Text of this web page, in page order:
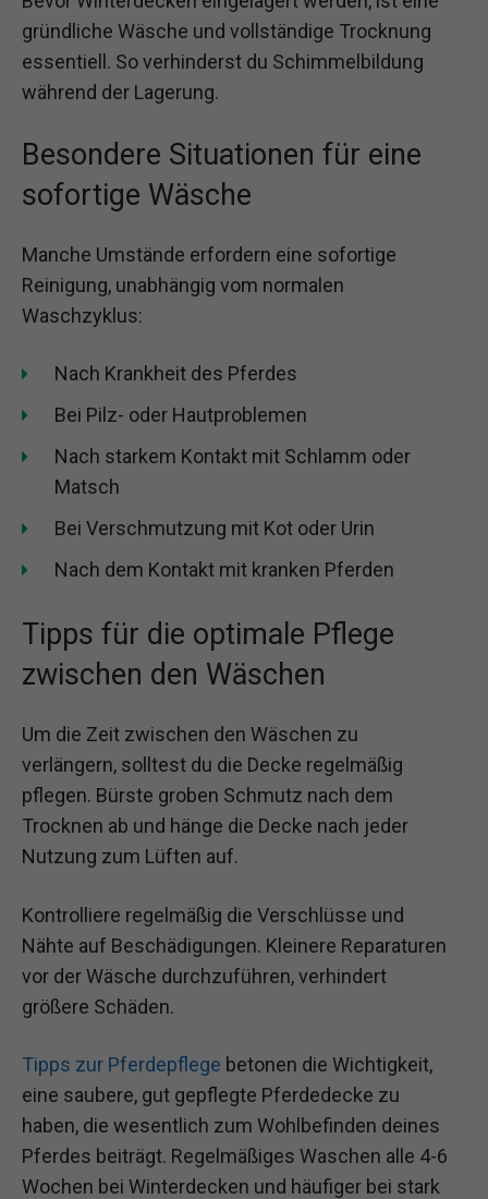
gründliche Wäsche und vollständige Trocknung
essentiell. So verhinderst du Schimmelbildung
während der Lagerung.
Besondere Situationen für eine
sofortige Wäsche
Manche Umstände erfordern eine sofortige
Reinigung, unabhängig vom normalen
Waschzyklus:
Nach Krankheit des Pferdes
Bei Pilz- oder Hautproblemen
Nach starkem Kontakt mit Schlamm oder
Matsch
Bei Verschmutzung mit Kot oder Urin
Nach dem Kontakt mit kranken Pferden
Tipps für die optimale Pflege
zwischen den Wäschen
Um die Zeit zwischen den Wäschen zu
verlängern, solltest du die Decke regelmäßig
pflegen. Bürste groben Schmutz nach dem
Trocknen ab und hänge die Decke nach jeder
Nutzung zum Lüften auf.
Kontrolliere regelmäßig die Verschlüsse und
Nähte auf Beschädigungen. Kleinere Reparaturen
vor der Wäsche durchzuführen, verhindert
größere Schäden.
Tipps zur Pferdepflege betonen die Wichtigkeit,
eine saubere, gut gepflegte Pferdedecke zu
haben, die wesentlich zum Wohlbefinden deines
Pferdes beiträgt. Regelmäßiges Waschen alle 4-6
Wochen bei Winterdecken und häufiger bei stark